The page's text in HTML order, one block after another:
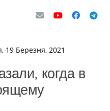
19 Березня, 2021
когда в